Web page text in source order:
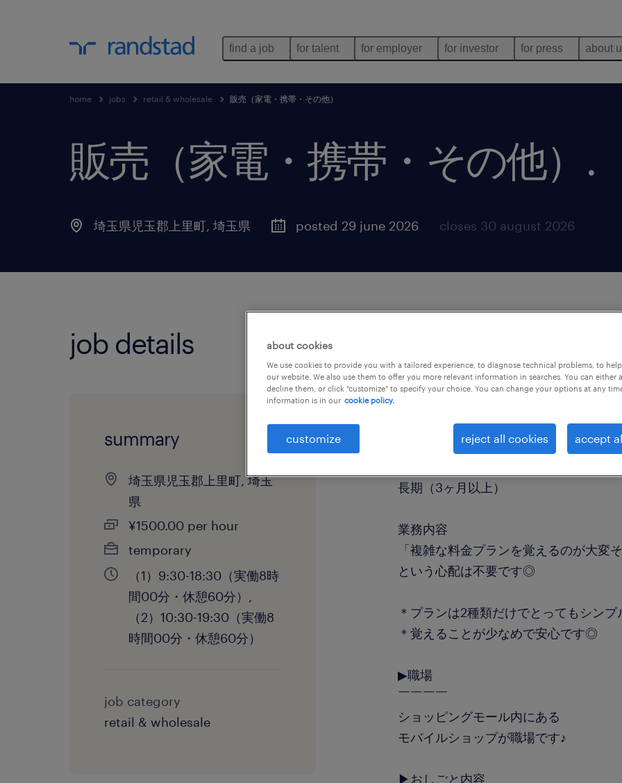
find a job for talent for employer for investor for press about
home jobs retail & wholesale 販売（家電・携帯・その他）
販売（家電・携帯・その他） .
埼玉県児玉郡上里町, 埼玉県 posted 29 june 2026 closes 30 august 2026
job details
summary
埼玉県児玉郡上里町, 埼玉
県
¥1500.00 per hour
temporary
（1）9:30-18:30（実働8時
間00分・休憩60分）,
（2）10:30-19:30（実働8
時間00分・休憩60分）
job category
retail & wholesale
販売（家電・携帯・その他）
長期（3ヶ月以上）
業務内容
「複雑な料金プランを覚えるのが大変
という心配は不要です◎
＊プランは2種類だけでとってもシンプ
＊覚えることが少なめで安心です◎
▶職場
￣￣￣￣
ショッピングモール内にある
モバイルショップが職場です♪
▶おしごと内容
about cookies
We use cookies to provide you with a tailored experience, to diagnose technical problems, to
our website. We also use them to offer you more relevant information in searches. You can either
decline them, or click "customize" to specify your choice. You can change your options at any
information is in our cookie policy.
customize reject all cookies accept